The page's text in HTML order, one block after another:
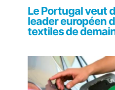
Le Portugal veut
leader européen
textiles de